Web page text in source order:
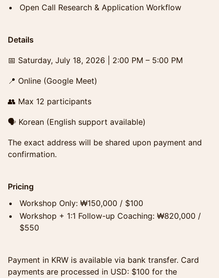
Open Call Research & Application Workflow
Details
📅 Saturday, July 18, 2026 | 2:00 PM – 5:00 PM
📍 Online (Google Meet)
👥 Max 12 participants
🗣 Korean (English support available)
The exact address will be shared upon payment and
confirmation.
Pricing
Workshop Only: ₩150,000 / $100
Workshop + 1:1 Follow-up Coaching: ₩820,000 /
$550
Payment in KRW is available via bank transfer. Card
payments are processed in USD: $100 for the